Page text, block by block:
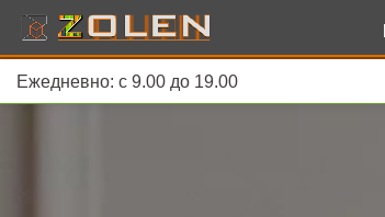
Ежедневно: с 9.00 до 19.00